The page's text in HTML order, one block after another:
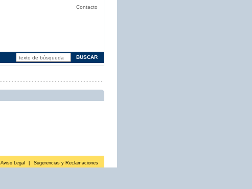
Contacto
Aviso Legal Sugerencias y Reclamaciones